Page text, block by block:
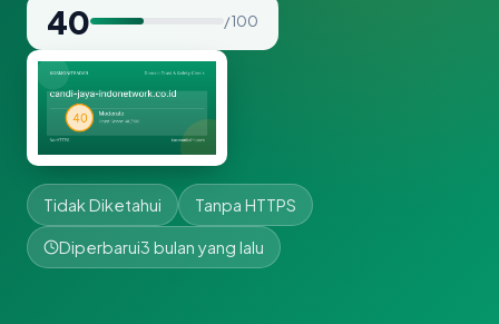
40 / 100
Tidak Diketahui Tanpa HTTPS
Diperbarui3 bulan yang lalu